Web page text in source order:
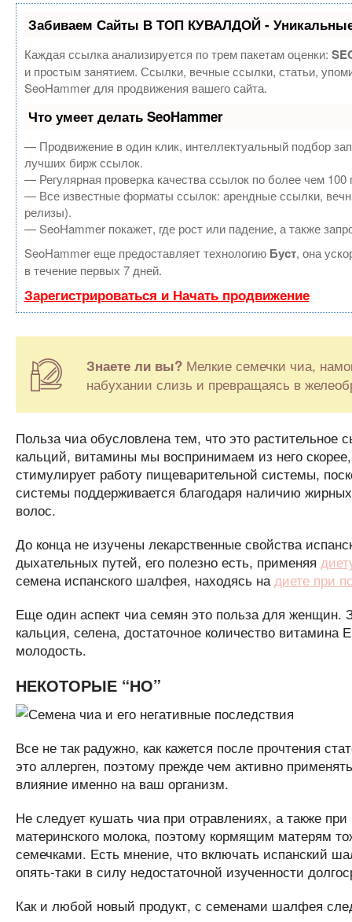
Забиваем Сайты В ТОП КУВАЛДОЙ - Уникальные
Каждая ссылка анализируется по трем пакетам оценки:
и простым занятием. Ссылки, вечные ссылки, статьи,
SeoHammer для продвижения вашего сайта.
Что умеет делать SeoHammer
— Продвижение в один клик, интеллектуальный подбор
лучших бирж ссылок.
— Регулярная проверка качества ссылок по более чем
— Все известные форматы ссылок: арендные ссылки,
релизы).
— SeoHammer покажет, где рост или падение, а также
SeoHammer еще предоставляет технологию Буст, она
в течение первых 7 дней.
Зарегистрироваться и Начать продвижение
Знаете ли вы? Мелкие семечки чиа,
набухании слизь и превращаясь в
Польза чиа обусловлена тем, что это
кальций, витамины мы воспринимаем из него
стимулирует работу пищеварительной системы,
системы поддерживается благодаря наличию
волос.
До конца не изучены лекарственные свойства
дыхательных путей, его полезно есть, применяя
семена испанского шалфея, находясь надиете при
Еще один аспект чиа семян это польза для женщин.
кальция, селена, достаточное количество
молодость.
НЕКОТОРЫЕ “НО”
Все не так радужно, как кажется после прочтения
это аллерген, поэтому прежде чем активно
влияние именно на ваш организм.
Не следует кушать чиа при отравлениях, а также
материнского молока, поэтому кормящим матерям
семечками. Есть мнение, что включать испанский
опять-таки в силу недостаточной изученности
Как и любой новый продукт, с семенами шалфея